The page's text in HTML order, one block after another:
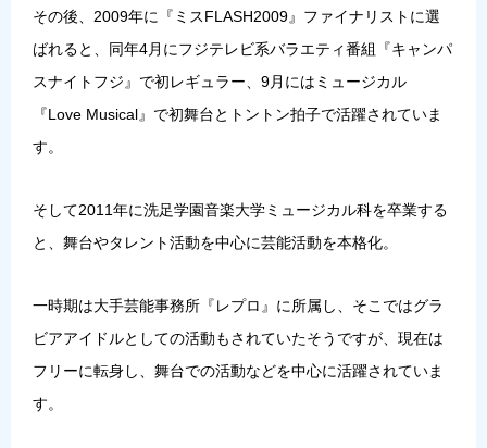
その後、2009年に『ミスFLASH2009』ファイナリストに選
ばれると、同年4月にフジテレビ系バラエティ番組『キャンパ
スナイトフジ』で初レギュラー、9月にはミュージカル
『Love Musical』で初舞台とトントン拍子で活躍されていま
す。
そして2011年に洗足学園音楽大学ミュージカル科を卒業する
と、舞台やタレント活動を中心に芸能活動を本格化。
一時期は大手芸能事務所『レプロ』に所属し、そこではグラ
ビアアイドルとしての活動もされていたそうですが、現在は
フリーに転身し、舞台での活動などを中心に活躍されていま
す。